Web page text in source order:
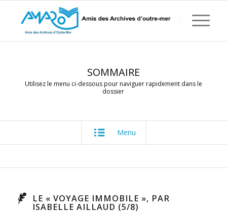
SOMMAIRE
Utilisez le menu ci-dessous pour naviguer rapidement dans le
dossier
Menu
LE « VOYAGE IMMOBILE », PAR
ISABELLE AILLAUD (5/8)